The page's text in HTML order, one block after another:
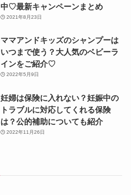
中♡最新キャンペーンまとめ
2021年8月23日
ママアンドキッズのシャンプーは
いつまで使う？大人気のベビーラ
インをご紹介♡
2022年5月9日
妊婦は保険に入れない？妊娠中の
トラブルに対応してくれる保険
は？公的補助についても紹介
2022年11月26日